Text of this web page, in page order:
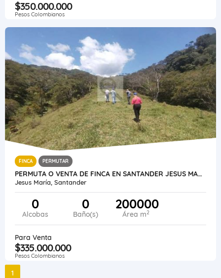
$350.000.000
Pesos Colombianos
FINCA PERMUTAR
PERMUTA O VENTA DE FINCA EN SANTANDER JESUS MARIA VEREDA AGUA FRIA
Jesus María, Santander
0
Alcobas
0
Baño(s)
200000
Área m2
Para Venta
$335.000.000
Pesos Colombianos
1